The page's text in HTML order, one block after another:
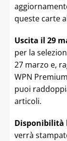
queste carte
Uscita il 29
per la
27 marzo e,
WPN
puoi
articoli.
verrà